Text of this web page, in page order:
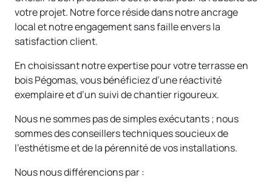
votre projet. Notre force réside dans notre ancrage
local et notre engagement sans faille envers la
satisfaction client.
En choisissant notre expertise pour votre terrasse en
bois Pégomas, vous bénéficiez d’une réactivité
exemplaire et d’un suivi de chantier rigoureux.
Nous ne sommes pas de simples exécutants ; nous
sommes des conseillers techniques soucieux de
l’esthétisme et de la pérennité de vos installations.
Nous nous différencions par :